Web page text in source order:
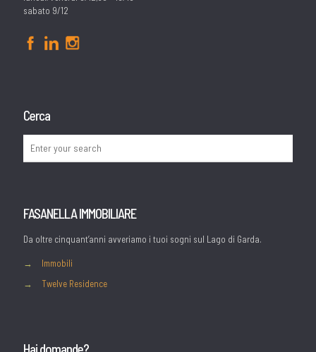
sabato 9/12
Cerca
FASANELLA IMMOBILIARE
Da oltre cinquant’anni avveriamo i tuoi sogni sul Lago di Garda.
→
Immobili
→
Twelve Residence